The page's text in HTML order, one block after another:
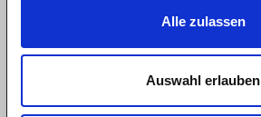
Alle zulassen
Auswahl erlauben
Support